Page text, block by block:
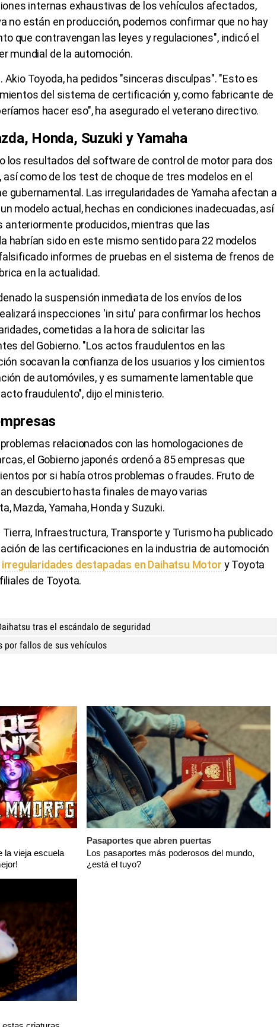
internas exhaustivas de los vehículos afectados,
no están en producción, podemos confirmar que no hay
que contravengan las leyes y regulaciones", indicó el
mundial de la automoción.
Akio Toyoda, ha pedidos "sinceras disculpas". "Esto es
del sistema de certificación y, como fabricante de
hacer eso", ha asegurado el veterano directivo.
Honda, Suzuki y Yamaha
los resultados del software de control de motor para dos
así como de los test de choque de tres modelos en el
gubernamental. Las irregularidades de Yamaha afectan a
modelo actual, hechas en condiciones inadecuadas, así
anteriormente producidos, mientras que las
habrían sido en este mismo sentido para 22 modelos
informes de pruebas en el sistema de frenos de
en la actualidad.
la suspensión inmediata de los envíos de los
inspecciones 'in situ' para confirmar los hechos
cometidas a la hora de solicitar las
del Gobierno. "Los actos fraudulentos en las
socavan la confianza de los usuarios y los cimientos
de automóviles, y es sumamente lamentable que
fraudulento", dijo el ministerio.
relacionados con las homologaciones de
el Gobierno japonés ordenó a 85 empresas que
por si había otros problemas o fraudes. Fruto de
descubierto hasta finales de mayo varias
Mazda, Yamaha, Honda y Suzuki.
Tierra, Infraestructura, Transporte y Turismo ha publicado
de las certificaciones en la industria de automoción
irregularidades destapadas en Daihatsu Motor y Toyota
de Toyota.
tras el escándalo de seguridad
por fallos de sus vehículos
la vieja escuela
Pasaportes que abren puertas
Los pasaportes más poderosos del mundo,
¿está el tuyo?